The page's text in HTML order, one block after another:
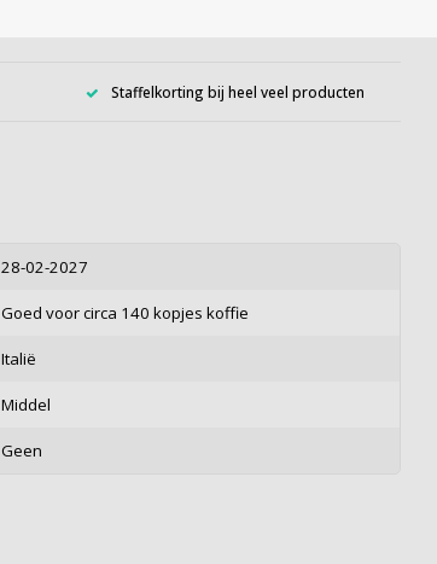
Staffelkorting bij heel veel producten
28-02-2027
Goed voor circa 140 kopjes koffie
Italië
Middel
Geen